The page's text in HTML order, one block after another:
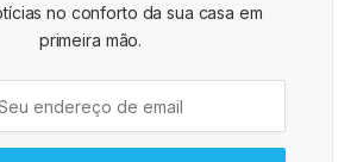
no conforto da sua casa em
primeira mão.